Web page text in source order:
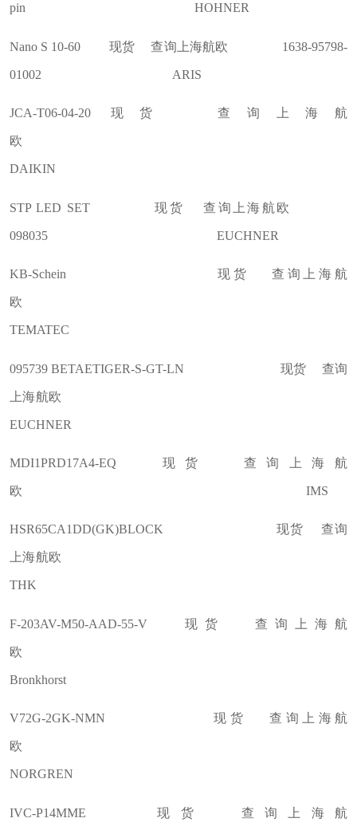
pin HOHNER
Nano S 10-60 现货 查询上海航欧 1638-95798-
01002 ARIS
JCA-T06-04-20 现货 查询上海航
欧
DAIKIN
STP LED SET 现货 查询上海航欧
098035 EUCHNER
KB-Schein 现货 查询上海航
欧
TEMATEC
095739 BETAETIGER-S-GT-LN 现货 查询
上海航欧
EUCHNER
MDI1PRD17A4-EQ 现货 查询上海航
欧 IMS
HSR65CA1DD(GK)BLOCK 现货 查询
上海航欧
THK
F-203AV-M50-AAD-55-V 现货 查询上海航
欧
Bronkhorst
V72G-2GK-NMN 现货 查询上海航
欧
NORGREN
IVC-P14MME 现货 查询上海航